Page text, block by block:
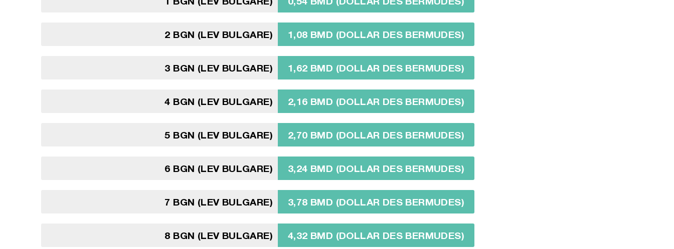
2 BGN (LEV BULGARE) 1,08 BMD (DOLLAR DES BERMUDES)
3 BGN (LEV BULGARE) 1,62 BMD (DOLLAR DES BERMUDES)
4 BGN (LEV BULGARE) 2,16 BMD (DOLLAR DES BERMUDES)
5 BGN (LEV BULGARE) 2,70 BMD (DOLLAR DES BERMUDES)
6 BGN (LEV BULGARE) 3,24 BMD (DOLLAR DES BERMUDES)
7 BGN (LEV BULGARE) 3,78 BMD (DOLLAR DES BERMUDES)
8 BGN (LEV BULGARE) 4,32 BMD (DOLLAR DES BERMUDES)